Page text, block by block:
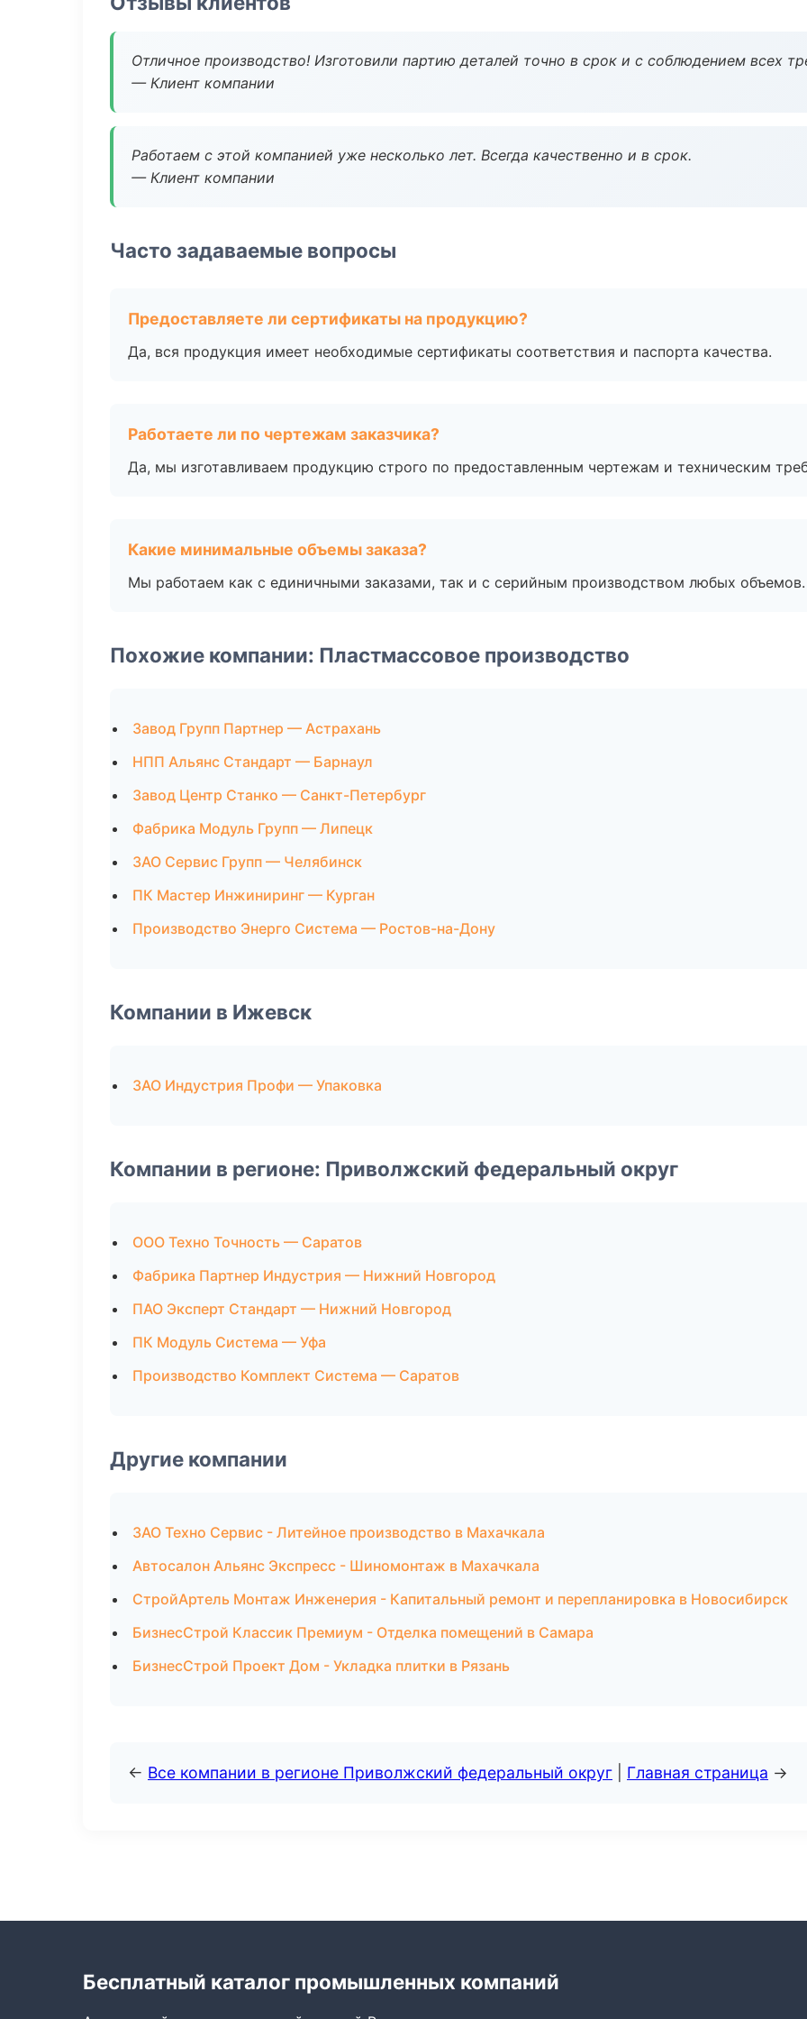
Отличное производство! Изготовили партию деталей точно в срок и с соблюдением всех
— Клиент компании
Работаем с этой компанией уже несколько лет. Всегда качественно и в срок.
— Клиент компании
Часто задаваемые вопросы
Предоставляете ли сертификаты на продукцию?
Да, вся продукция имеет необходимые сертификаты соответствия и паспорта качества.
Работаете ли по чертежам заказчика?
Да, мы изготавливаем продукцию строго по предоставленным чертежам и техническим
Какие минимальные объемы заказа?
Мы работаем как с единичными заказами, так и с серийным производством любых объемов.
Похожие компании: Пластмассовое производство
Завод Групп Партнер — Астрахань
НПП Альянс Стандарт — Барнаул
Завод Центр Станко — Санкт-Петербург
Фабрика Модуль Групп — Липецк
ЗАО Сервис Групп — Челябинск
ПК Мастер Инжиниринг — Курган
Производство Энерго Система — Ростов-на-Дону
Компании в Ижевск
ЗАО Индустрия Профи — Упаковка
Компании в регионе: Приволжский федеральный округ
ООО Техно Точность — Саратов
Фабрика Партнер Индустрия — Нижний Новгород
ПАО Эксперт Стандарт — Нижний Новгород
ПК Модуль Система — Уфа
Производство Комплект Система — Саратов
Другие компании
ЗАО Техно Сервис - Литейное производство в Махачкала
Автосалон Альянс Экспресс - Шиномонтаж в Махачкала
СтройАртель Монтаж Инженерия - Капитальный ремонт и перепланировка в Новосибирск
БизнесСтрой Классик Премиум - Отделка помещений в Самара
БизнесСтрой Проект Дом - Укладка плитки в Рязань
← Все компании в регионе Приволжский федеральный округ Главная страница →
Бесплатный каталог промышленных компаний